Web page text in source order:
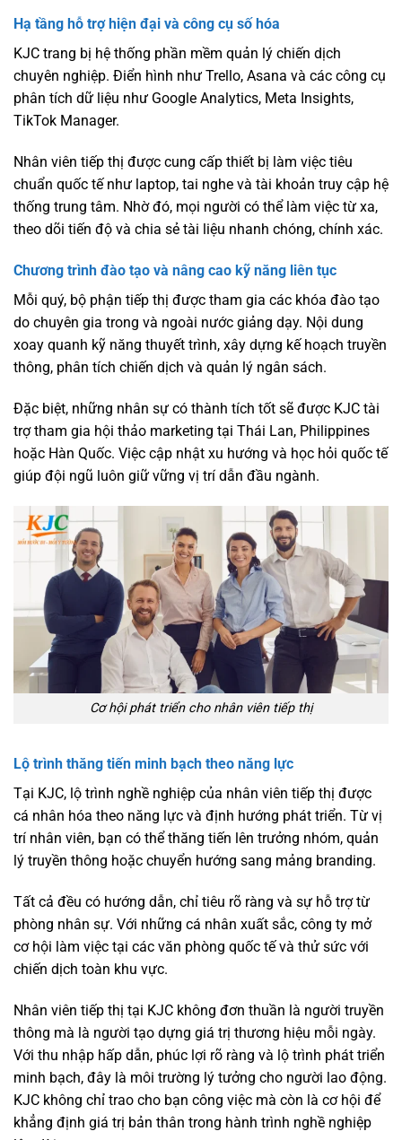
Hạ tầng hỗ trợ hiện đại và công cụ số hóa
KJC trang bị hệ thống phần mềm quản lý chiến dịch
chuyên nghiệp. Điển hình như Trello, Asana và các công cụ
phân tích dữ liệu như Google Analytics, Meta Insights,
TikTok Manager.
Nhân viên tiếp thị được cung cấp thiết bị làm việc tiêu
chuẩn quốc tế như laptop, tai nghe và tài khoản truy cập hệ
thống trung tâm. Nhờ đó, mọi người có thể làm việc từ xa,
theo dõi tiến độ và chia sẻ tài liệu nhanh chóng, chính xác.
Chương trình đào tạo và nâng cao kỹ năng liên tục
Mỗi quý, bộ phận tiếp thị được tham gia các khóa đào tạo
do chuyên gia trong và ngoài nước giảng dạy. Nội dung
xoay quanh kỹ năng thuyết trình, xây dựng kế hoạch truyền
thông, phân tích chiến dịch và quản lý ngân sách.
Đặc biệt, những nhân sự có thành tích tốt sẽ được KJC tài
trợ tham gia hội thảo marketing tại Thái Lan, Philippines
hoặc Hàn Quốc. Việc cập nhật xu hướng và học hỏi quốc tế
giúp đội ngũ luôn giữ vững vị trí dẫn đầu ngành.
Cơ hội phát triển cho nhân viên tiếp thị
Lộ trình thăng tiến minh bạch theo năng lực
Tại KJC, lộ trình nghề nghiệp của nhân viên tiếp thị được
cá nhân hóa theo năng lực và định hướng phát triển. Từ vị
trí nhân viên, bạn có thể thăng tiến lên trưởng nhóm, quản
lý truyền thông hoặc chuyển hướng sang mảng branding.
Tất cả đều có hướng dẫn, chỉ tiêu rõ ràng và sự hỗ trợ từ
phòng nhân sự. Với những cá nhân xuất sắc, công ty mở
cơ hội làm việc tại các văn phòng quốc tế và thử sức với
chiến dịch toàn khu vực.
Nhân viên tiếp thị tại KJC không đơn thuần là người truyền
thông mà là người tạo dựng giá trị thương hiệu mỗi ngày.
Với thu nhập hấp dẫn, phúc lợi rõ ràng và lộ trình phát triển
minh bạch, đây là môi trường lý tưởng cho người lao động.
KJC không chỉ trao cho bạn công việc mà còn là cơ hội để
khẳng định giá trị bản thân trong hành trình nghề nghiệp